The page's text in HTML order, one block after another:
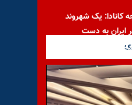
کانادا: یک شهروند
ایران به دست